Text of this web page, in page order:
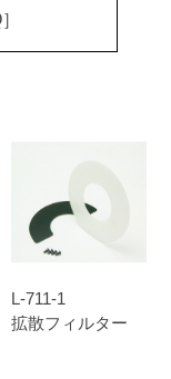
L-711-1
拡散フィルター